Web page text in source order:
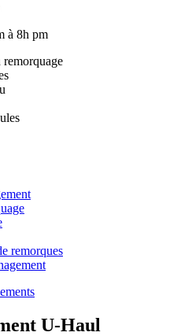
à 8h pm
remorques
U-Haul